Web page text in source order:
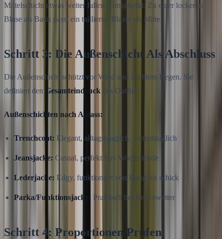
Mittelschicht etwas weiter fallen. Umgekehrt: Zu einer lockeren
Bluse als Basis passt ein taillierter Blazer als Mitte.
Schritt 3: Die Außenschicht Als Abschluss
Die Außenschicht schützt vor Wind und leichtem Regen. Sie
definiert den Gesamteindruck des Outfits.
Außenschichten nach Anlass:
Trenchcoat: Elegant, alltagstauglich, wettertauglich
Jeansjacke: Casual, perfekt fürs Wochenende
Lederjacke: Edgy, funktioniert von lässig bis schick
Parka/Funktionsjacke: Praktisch bei Regenwetter
Schritt 4: Proportionen Prüfen